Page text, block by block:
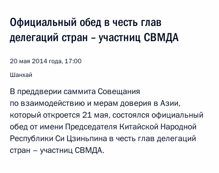
Официальный обед в честь глав
делегаций стран – участниц СВМДА
20 мая 2014 года, 17:00
Шанхай
В преддверии саммита Совещания
по взаимодействию и мерам доверия в Азии,
который откроется 21 мая, состоялся официальный
обед от имени Председателя Китайской Народной
Республики Си Цзиньпина в честь глав делегаций
стран – участниц СВМДА.